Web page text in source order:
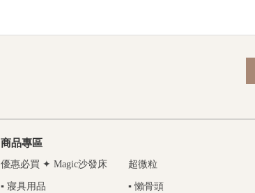
商品專區
優惠必買 ✦ Magic沙發床 超微粒
▪ 寢具用品 ▪ 懶骨頭